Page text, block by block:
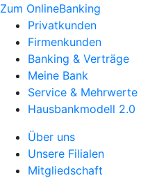
Zum OnlineBanking
Privatkunden
Firmenkunden
Banking & Verträge
Meine Bank
Service & Mehrwerte
Hausbankmodell 2.0
Über uns
Unsere Filialen
Mitgliedschaft